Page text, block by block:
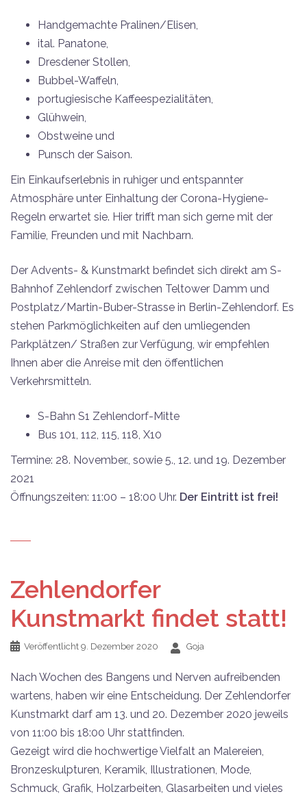
Handgemachte Pralinen/Elisen,
ital. Panatone,
Dresdener Stollen,
Bubbel-Waffeln,
portugiesische Kaffeespezialitäten,
Glühwein,
Obstweine und
Punsch der Saison.
Ein Einkaufserlebnis in ruhiger und entspannter
Atmosphäre unter Einhaltung der Corona-Hygiene-
Regeln erwartet sie. Hier trifft man sich gerne mit der
Familie, Freunden und mit Nachbarn.
Der Advents- & Kunstmarkt befindet sich direkt am S-
Bahnhof Zehlendorf zwischen Teltower Damm und
Postplatz/Martin-Buber-Strasse in Berlin-Zehlendorf. Es
stehen Parkmöglichkeiten auf den umliegenden
Parkplätzen/ Straßen zur Verfügung, wir empfehlen
Ihnen aber die Anreise mit den öffentlichen
Verkehrsmitteln.
S-Bahn S1 Zehlendorf-Mitte
Bus 101, 112, 115, 118, X10
Termine: 28. November., sowie 5., 12. und 19. Dezember
2021
Öffnungszeiten: 11:00 – 18:00 Uhr. Der Eintritt ist frei!
Zehlendorfer
Kunstmarkt findet statt!
Veröffentlicht 9. Dezember 2020 Goja
Nach Wochen des Bangens und Nerven aufreibenden
wartens, haben wir eine Entscheidung. Der Zehlendorfer
Kunstmarkt darf am 13. und 20. Dezember 2020 jeweils
von 11:00 bis 18:00 Uhr stattfinden.
Gezeigt wird die hochwertige Vielfalt an Malereien,
Bronzeskulpturen, Keramik, Illustrationen, Mode,
Schmuck, Grafik, Holzarbeiten, Glasarbeiten und vieles